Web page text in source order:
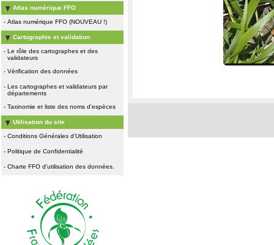
Atlas numérique FFO
- Atlas numérique FFO (NOUVEAU !)
Cartographie et validation
- Le rôle des cartographes et des
validateurs
- Vérification des données
- Les cartographes et validateurs par
départements
- Taxinomie et liste des noms d'espèces
Utilisation du site
- Conditions Générales d'Utilisation
- Politique de Confidentialité
- Charte FFO d'utilisation des données.